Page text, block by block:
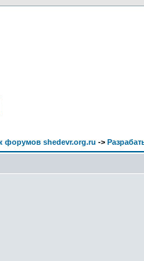
форумов shedevr.org.ru ->